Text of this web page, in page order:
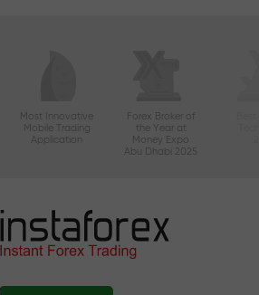
Most Innovative
Mobile Trading
Application
Forex Broker of
the Year at
Money Expo
Abu Dhabi 2025